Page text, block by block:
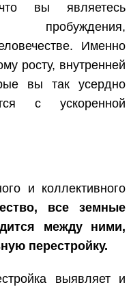
вы являетесь
пробуждения,
Именно
росту, внутренней
вы так усердно
с ускоренной
и коллективного
все земные
между ними,
перестройку.
выявляет и